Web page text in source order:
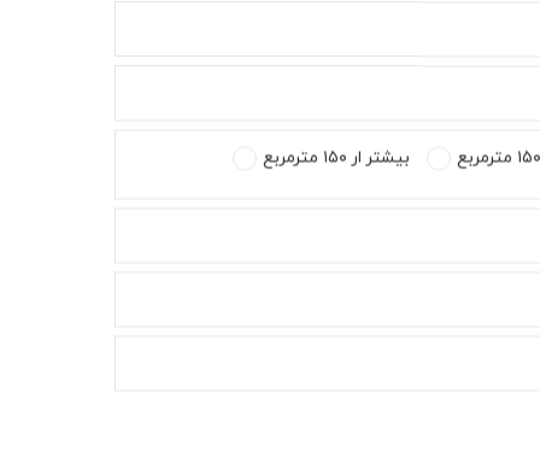
بیشتر ار ۱۵۰ مترمربع